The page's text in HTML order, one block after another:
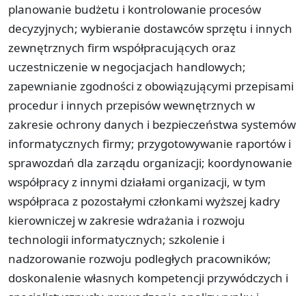
planowanie budżetu i kontrolowanie procesów
decyzyjnych; wybieranie dostawców sprzętu i innych
zewnętrznych firm współpracujących oraz
uczestniczenie w negocjacjach handlowych;
zapewnianie zgodności z obowiązującymi przepisami
procedur i innych przepisów wewnętrznych w
zakresie ochrony danych i bezpieczeństwa systemów
informatycznych firmy; przygotowywanie raportów i
sprawozdań dla zarządu organizacji; koordynowanie
współpracy z innymi działami organizacji, w tym
współpraca z pozostałymi członkami wyższej kadry
kierowniczej w zakresie wdrażania i rozwoju
technologii informatycznych; szkolenie i
nadzorowanie rozwoju podległych pracowników;
doskonalenie własnych kompetencji przywódczych i